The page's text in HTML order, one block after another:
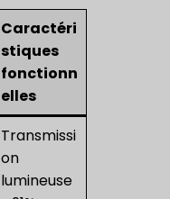
Caractéri
stiques
fonctionn
elles
Transmissi
on
lumineuse